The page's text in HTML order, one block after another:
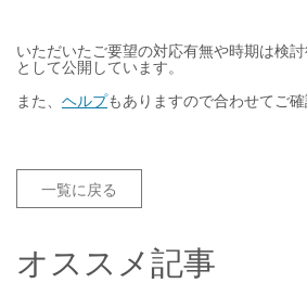
いただいたご要望の対応有無や時期は検討
として公開しています。
また、 ヘルプもありますので合わせてご確
一覧に戻る
オススメ記事